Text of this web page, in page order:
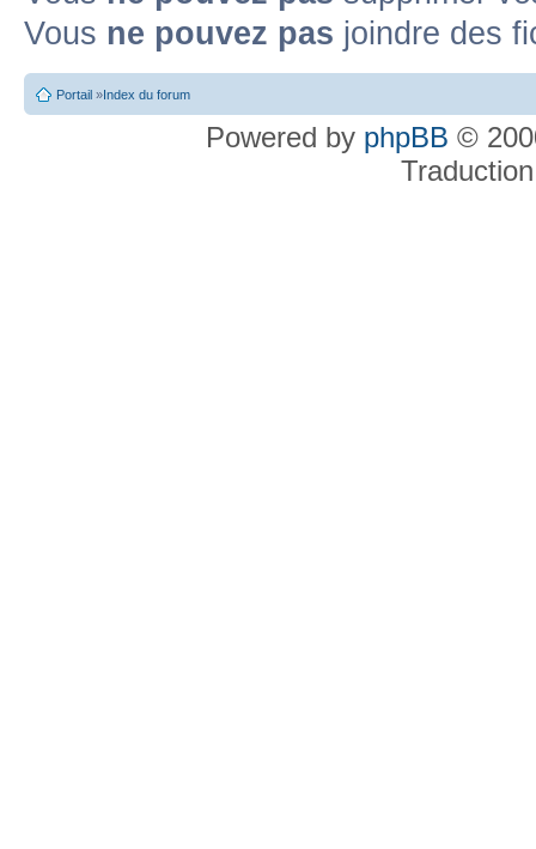
Vous ne pouvez pas joindre des
Portail »Index du forum
Powered by phpBB ©